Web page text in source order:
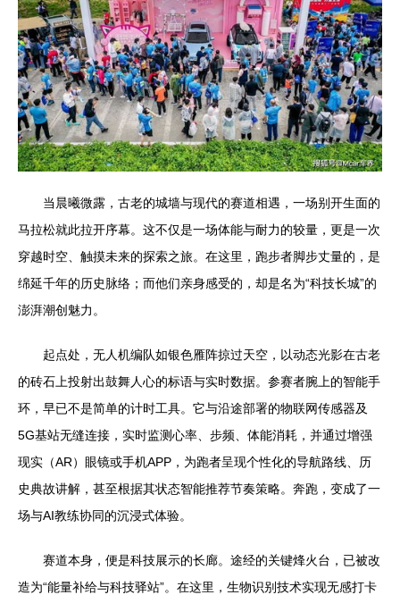
当晨曦微露，古老的城墙与现代的赛道相遇，一场别开生面的
马拉松就此拉开序幕。这不仅是一场体能与耐力的较量，更是一次
穿越时空、触摸未来的探索之旅。在这里，跑步者脚步丈量的，是
绵延千年的历史脉络；而他们亲身感受的，却是名为“科技长城”的
澎湃潮创魅力。
起点处，无人机编队如银色雁阵掠过天空，以动态光影在古老
的砖石上投射出鼓舞人心的标语与实时数据。参赛者腕上的智能手
环，早已不是简单的计时工具。它与沿途部署的物联网传感器及
5G基站无缝连接，实时监测心率、步频、体能消耗，并通过增强
现实（AR）眼镜或手机APP，为跑者呈现个性化的导航路线、历
史典故讲解，甚至根据其状态智能推荐节奏策略。奔跑，变成了一
场与AI教练协同的沉浸式体验。
赛道本身，便是科技展示的长廊。途经的关键烽火台，已被改
造为“能量补给与科技驿站”。在这里，生物识别技术实现无感打卡